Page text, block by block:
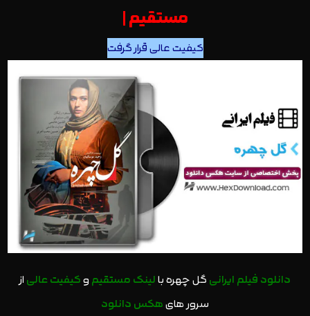
مستقیم |
کیفیت عالی قرار گرفت
دانلود فیلم ایرانیگل چهره بالینک مستقیموکیفیت عالیاز
سرور هایهکس دانلود